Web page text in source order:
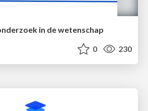
in de wetenschap
0 230